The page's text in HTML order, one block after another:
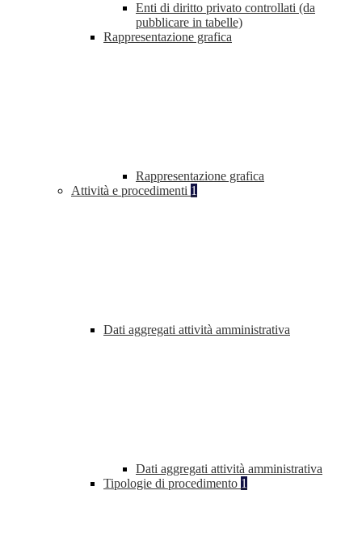
Enti di diritto privato controllati (da
pubblicare in tabelle)
Rappresentazione grafica
Rappresentazione grafica
Attività e procedimenti 1
Dati aggregati attività amministrativa
Dati aggregati attività amministrativa
Tipologie di procedimento 1